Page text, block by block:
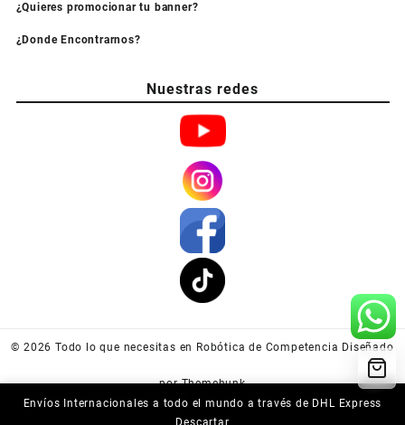
Envíos Internacionales a todo el mundo a través de DHL Express
Descartar
¿Quieres promocionar tu banner?
¿Donde Encontrarnos?
Nuestras redes
© 2026 Todo lo que necesitas en Robótica de Competencia Diseñado
por Themehunk